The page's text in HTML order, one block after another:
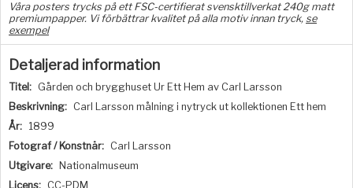
Våra posters trycks på ett FSC-certifierat svensktillverkat 240g matt
premiumpapper. Vi förbättrar kvalitet på alla motiv innan tryck, se
exempel
Detaljerad information
Titel: Gården och brygghuset Ur Ett Hem av Carl Larsson
Beskrivning: Carl Larsson målning i nytryck ut kollektionen Ett hem
År: 1899
Fotograf / Konstnär: Carl Larsson
Utgivare:
Nationalmuseum
Licens: CC-PDM